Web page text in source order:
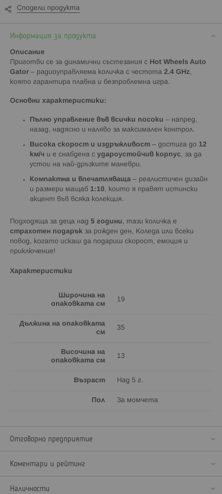
Сподели продукта
Информация за продукта
Описание
Приготви се за динамични състезания с Hot Wheels Auto
Gator – радиоуправляема количка с честота 2.4 GHz,
която гарантира плавна и безпроблемна игра.
Основни характеристики:
Пълно управление във всички посоки – напред,
назад, надясно и наляво за максимален контрол.
Висока скорост и издръжливост – достига до 12
км/ч и е снабдена с удароустойчив корпус, за да
устои на най-дръзките маневри.
Компактна и впечатляваща – реалистичен дизайн
и размери мащаб 1:10, които я правят истински
акцент във всяка колекция.
Подходяща за деца над 5 години, тази количка е
страхотен подарък за рожден ден, Коледа или всеки
повод, когато искаш да подариш скорост, емоция и
приключение!
Характеристики
Широчина на
опаковката см
19
Дължина на опаковката
см
35
Височина на
опаковката см
13
Възраст Над 5 г.
Пол За момчета
Отговорно предприятие
Коментари и рейтинг
Наличности